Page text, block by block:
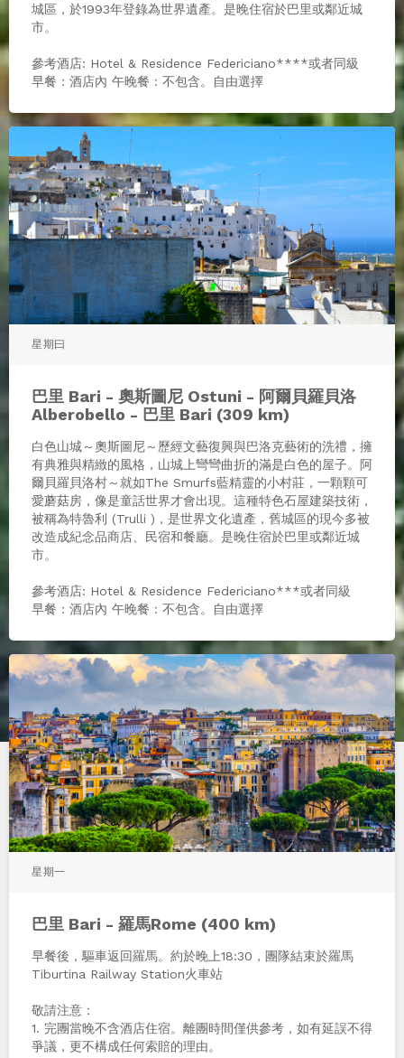
城區，於1993年登錄為世界遺產。是晚住宿於巴里或鄰近城
市。
參考酒店: Hotel & Residence Federiciano****或者同級
早餐：酒店內 午晚餐：不包含。自由選擇
星期曰
巴里 Bari - 奧斯圖尼 Ostuni - 阿爾貝羅貝洛
Alberobello - 巴里 Bari (309 km)
白色山城～奧斯圖尼～歷經文藝復興與巴洛克藝術的洗禮，擁
有典雅與精緻的風格，山城上彎彎曲折的滿是白色的屋子。阿
爾貝羅貝洛村～就如The Smurfs藍精靈的小村莊，一顆顆可
愛蘑菇房，像是童話世界才會出現。這種特色石屋建築技術，
被稱為特魯利 (Trulli )，是世界文化遺產，舊城區的現今多被
改造成紀念品商店、民宿和餐廳。是晚住宿於巴里或鄰近城
市。
參考酒店: Hotel & Residence Federiciano***或者同級
早餐：酒店內 午晚餐：不包含。自由選擇
星期一
巴里 Bari - 羅馬Rome (400 km)
早餐後，驅車返回羅馬。約於晚上18:30，團隊結束於羅馬
Tiburtina Railway Station火車站
敬請注意：
1. 完團當晚不含酒店住宿。離團時間僅供參考，如有延誤不得
爭議，更不構成任何索賠的理由。